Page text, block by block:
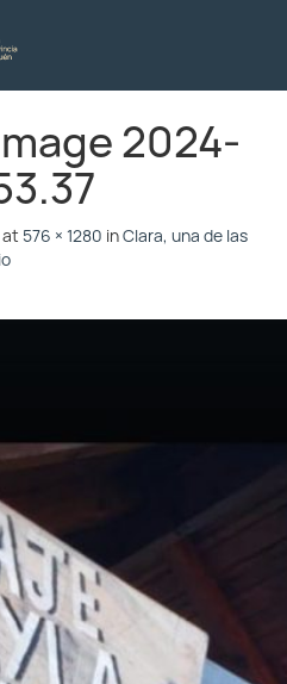
2024-
at 576 × 1280 inClara, una de las